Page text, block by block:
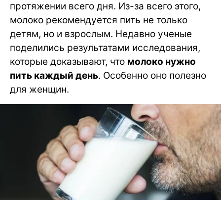
протяжении всего дня. Из-за всего этого,
молоко рекомендуется пить не только
детям, но и взрослым. Недавно ученые
поделились результатами исследования,
которые доказывают, что молоко нужно
пить каждый день. Особенно оно полезно
для женщин.